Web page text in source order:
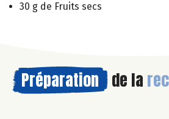
30 g de Fruits secs
Préparation de la